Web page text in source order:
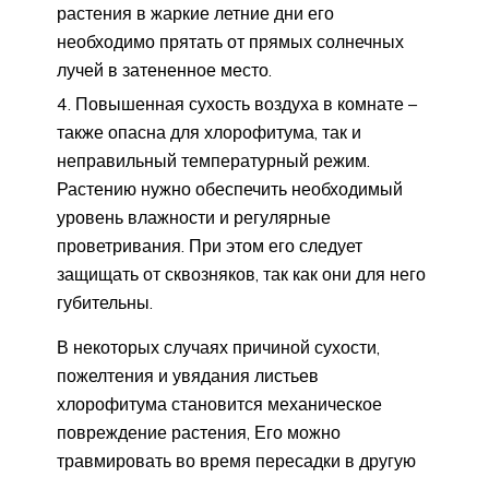
растения в жаркие летние дни его
необходимо прятать от прямых солнечных
лучей в затененное место.
Повышенная сухость воздуха в комнате –
также опасна для хлорофитума, так и
неправильный температурный режим.
Растению нужно обеспечить необходимый
уровень влажности и регулярные
проветривания. При этом его следует
защищать от сквозняков, так как они для него
губительны.
В некоторых случаях причиной сухости,
пожелтения и увядания листьев
хлорофитума становится механическое
повреждение растения, Его можно
травмировать во время пересадки в другую